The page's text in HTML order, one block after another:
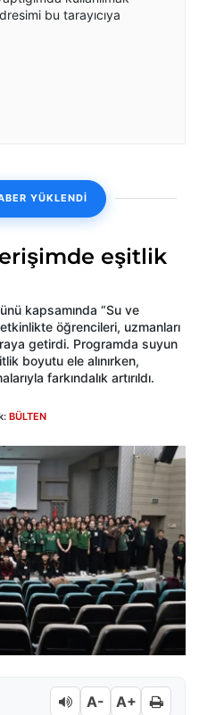
bu tarayıcıya
YÜKLENDİ
erişimde eşitlik
kapsamında “Su ve
öğrencileri, uzmanları
getirdi. Programda suyun
boyutu ele alınırken,
farkındalık artırıldı.
BÜLTEN
A- A+